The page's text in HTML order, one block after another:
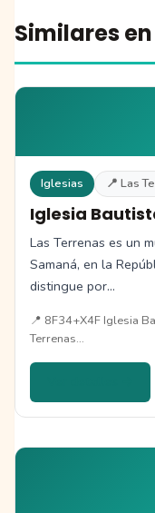
Similares
Iglesias 📍 Las
Iglesia
Las Terrenas es un
Samaná, en la
distingue por…
📍 8F34+X4F Iglesia
Terrenas…